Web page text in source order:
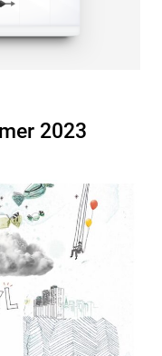
2023